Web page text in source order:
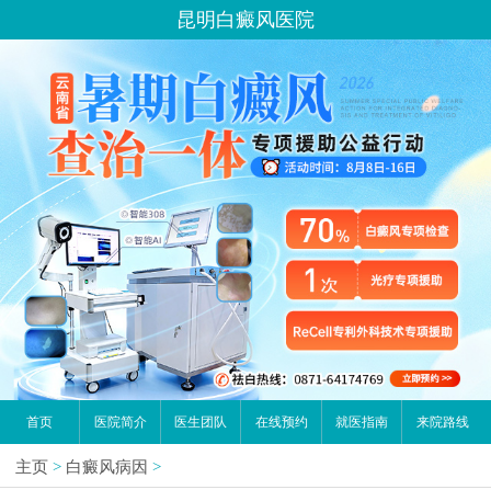
昆明白癜风医院
首页 医院简介 医生团队 在线预约 就医指南 来院路线
主页 > 白癜风病因 >